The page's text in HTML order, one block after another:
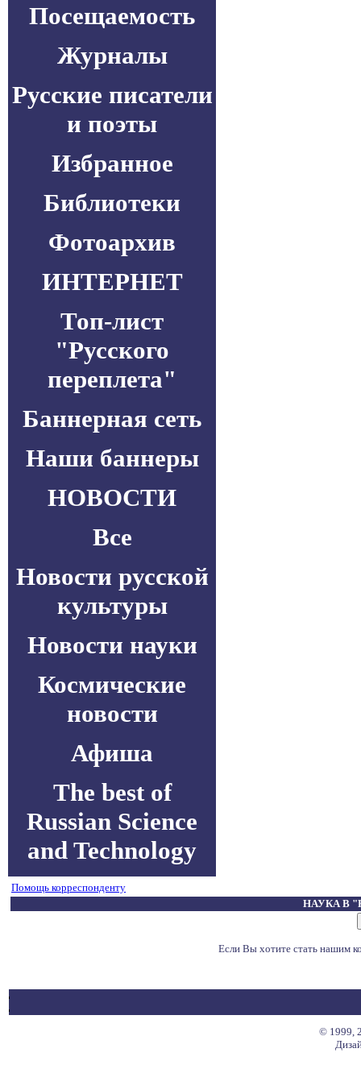
Посещаемость
Журналы
Русские писатели
и поэты
Избранное
Библиотеки
Фотоархив
ИНТЕРНЕТ
Топ-лист
"Русского
переплета"
Баннерная сеть
Наши баннеры
НОВОСТИ
Все
Новости русской
культуры
Новости науки
Космические
новости
Афиша
The best of
Russian Science
and Technology
Помощь корреспонденту
НАУКА В
Если Вы хотите стать нашим
© 1999,